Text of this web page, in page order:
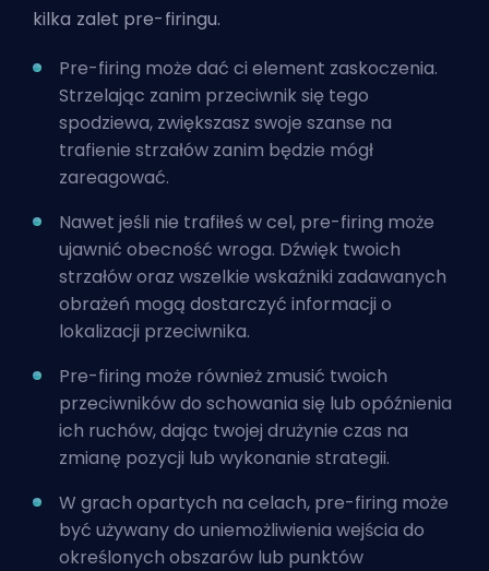
kilka zalet pre-firingu.
Pre-firing może dać ci element zaskoczenia.
Strzelając zanim przeciwnik się tego
spodziewa, zwiększasz swoje szanse na
trafienie strzałów zanim będzie mógł
zareagować.
Nawet jeśli nie trafiłeś w cel, pre-firing może
ujawnić obecność wroga. Dźwięk twoich
strzałów oraz wszelkie wskaźniki zadawanych
obrażeń mogą dostarczyć informacji o
lokalizacji przeciwnika.
Pre-firing może również zmusić twoich
przeciwników do schowania się lub opóźnienia
ich ruchów, dając twojej drużynie czas na
zmianę pozycji lub wykonanie strategii.
W grach opartych na celach, pre-firing może
być używany do uniemożliwienia wejścia do
określonych obszarów lub punktów